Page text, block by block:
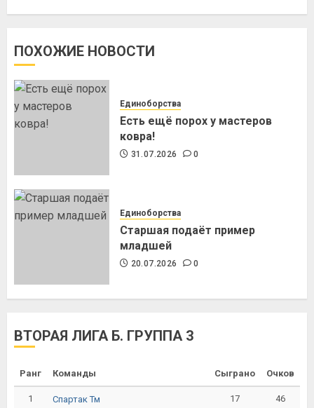
ПОХОЖИЕ НОВОСТИ
Единоборства
Есть ещё порох у мастеров
ковра!
31.07.2026 0
Единоборства
Старшая подаёт пример
младшей
20.07.2026 0
ВТОРАЯ ЛИГА Б. ГРУППА 3
Ранг Команды Сыграно Очков
1 Спартак Тм 17 46